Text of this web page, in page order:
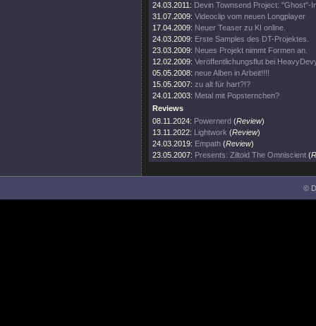
24.03.2011: Devin Townsend Project: "Ghost"-
31.07.2009: Videoclip vom neuen Longplayer
17.04.2009: Neuer Teaser zu KI online.
24.03.2009: Erste Samples des DT-Projektes.
23.03.2009: Neues Projekt nimmt Formen an.
12.02.2009: Veröffentlichungsflut bei
05.05.2008: neue Alben in Arbeit!!!!
15.05.2007: zu alt für hart?!?
24.01.2003: Metal mit Popsternchen?
Reviews
08.11.2024: Powernerd (Review)
13.11.2022: Lightwork (Review)
24.03.2019: Empath (Review)
23.05.2007: Presents: Ziltoid The Omniscient (
©